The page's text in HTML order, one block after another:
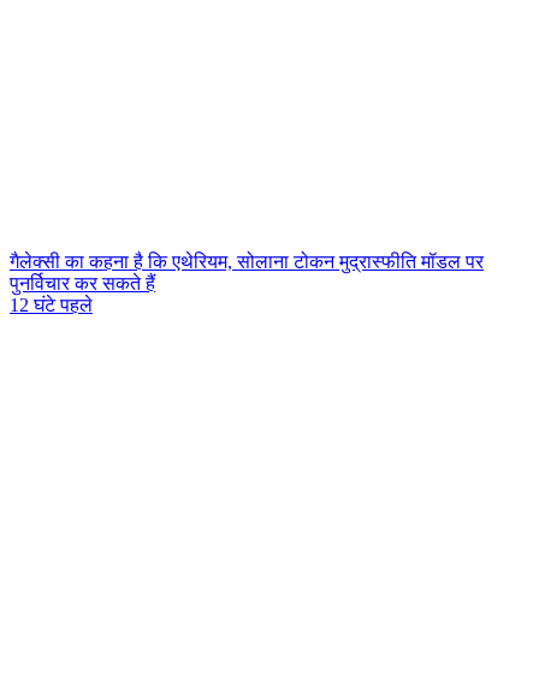
गैलेक्सी का कहना है कि एथेरियम, सोलाना टोकन मुद्रास्फीति मॉडल पर
पुनर्विचार कर सकते हैं
12 घंटे पहले